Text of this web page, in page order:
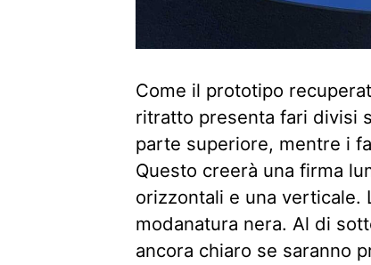
Come il prototipo
ritratto presenta fari divisi
parte superiore, mentre i
Questo creerà una firma
orizzontali e una verticale.
modanatura nera. Al di
ancora chiaro se saranno